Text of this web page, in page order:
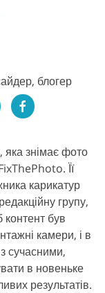
блогер
яка знімає фото
Її
карикатур
групу,
контент був
камери, і в
сучасними,
в новеньке
результатів.